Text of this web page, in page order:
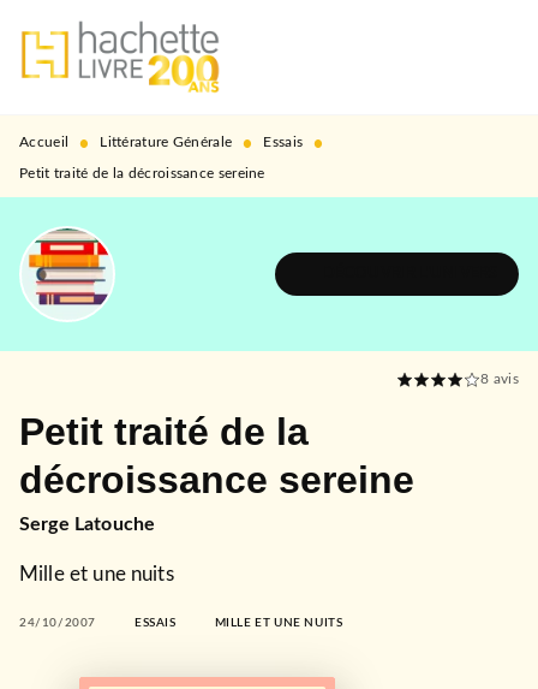
MENU RECHERCHE
PIED DE PAGE
Accueil • Littérature Générale • Essais •
Petit traité de la décroissance sereine
8 avis
Petit traité de la
décroissance sereine
Serge Latouche
Mille et une nuits
24/10/2007 ESSAIS MILLE ET UNE NUITS